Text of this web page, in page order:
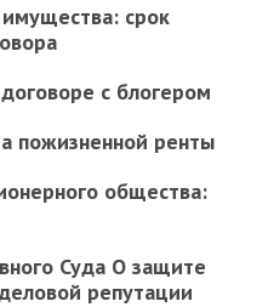
срок
с блогером
пожизненной ренты
общества:
Суда О защите
репутации